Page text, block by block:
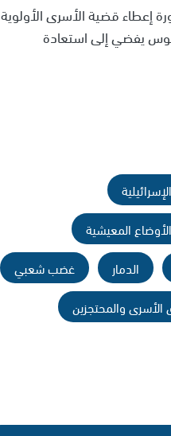
إعطاء قضية الأسرى الأولوية
يفضي إلى استعادة
الأوضاع المعيشية
الدمار
غضب شعبي
والمحتجزين